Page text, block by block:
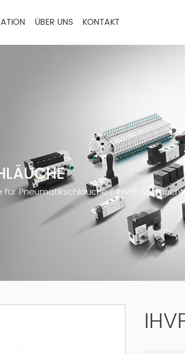
ÜBER UNS KONTAKT
für Pneumatikschläuche/IHVFF